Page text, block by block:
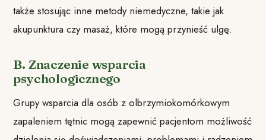
także stosując inne metody niemedyczne, takie jak
akupunktura czy masaż, które mogą przynieść ulgę.
B. Znaczenie wsparcia
psychologicznego
Grupy wsparcia dla osób z olbrzymiokomórkowym
zapaleniem tętnic mogą zapewnić pacjentom możliwość